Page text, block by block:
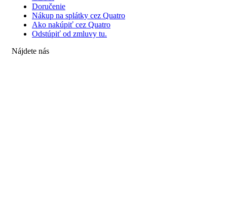
Doručenie
Nákup na splátky cez Quatro
Ako nakúpiť cez Quatro
Odstúpiť od zmluvy tu.
Nájdete nás